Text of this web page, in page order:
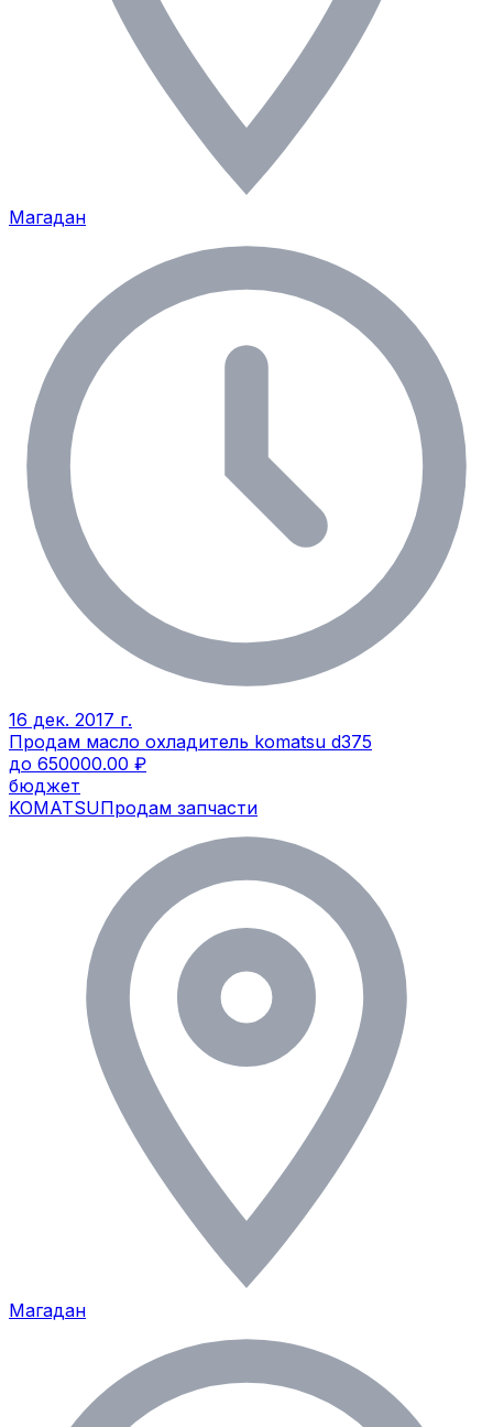
Магадан
16 дек. 2017 г.
Продам масло охладитель komatsu d375
до 650000.00 ₽
бюджет
KOMATSUПродам запчасти
Магадан